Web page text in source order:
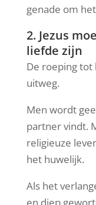
genade om
2. Jezus
liefde zijn
De roeping tot
uitweg.
Men wordt
partner vindt.
religieuze
het huwelijk.
Als het